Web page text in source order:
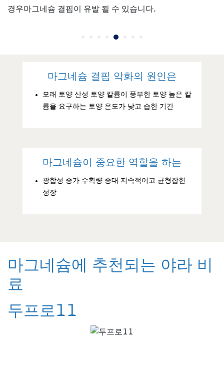
경우마그네슘 결핍이 유발 될 수 있습니다.
마그네슘 결핍 악화의 원인은
모래 토양 산성 토양 칼륨이 풍부한 토양 높은 칼
륨을 요구하는 토양 온도가 낮고 습한 기간
마그네슘이 중요한 역할을 하는
광합성 증가 수확량 증대 지속적이고 균형잡힌
성장
마그네슘에 추천되는 야라 비
료
두프로11